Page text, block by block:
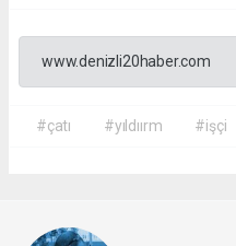
www.denizli20haber.com
#çatı #yıldıırm #işçi